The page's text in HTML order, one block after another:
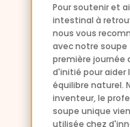
Pour soutenir et
intestinal à
nous vous
avec notre
première journée
d'initié pour aider
équilibre naturel.
inventeur, le
soupe unique
utilisée chez